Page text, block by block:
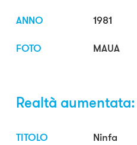
ANNO
1981
FOTO
MAUA
Realtà aumentata:
TITOLO
Ninfa